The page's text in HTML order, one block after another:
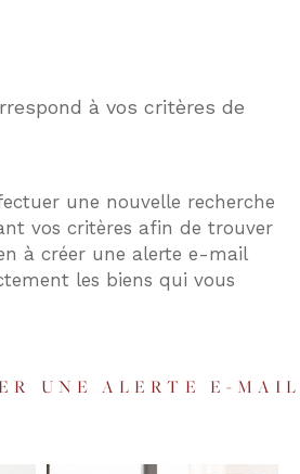
à vos critères de
une nouvelle recherche
vos critères afin de trouver
à créer une alerte e-mail
les biens qui vous
UNE ALERTE E-